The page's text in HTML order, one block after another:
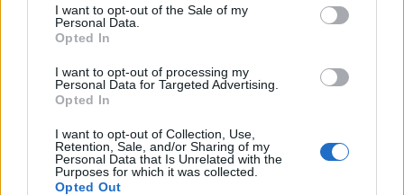
consent section.
I want to opt-out of the Sale of my
Personal Data.
Opted In
I want to opt-out of processing my
Personal Data for Targeted Advertising.
Opted In
I want to opt-out of Collection, Use,
Retention, Sale, and/or Sharing of my
Personal Data that Is Unrelated with the
Purposes for which it was collected.
Opted Out